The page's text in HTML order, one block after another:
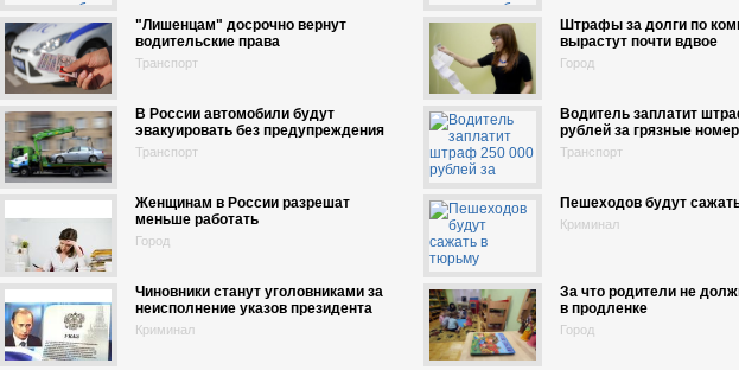
"Лишенцам" досрочно вернут
водительские права
Транспорт
Штрафы за долги по
вырастут почти вдвое
Город
В России автомобили будут
эвакуировать без предупреждения
Транспорт
Водитель заплатит
рублей за грязные
Транспорт
Женщинам в России разрешат
меньше работать
Город
Пешеходов будут
Криминал
Чиновники станут уголовниками за
неисполнение указов президента
Криминал
За что родители не
в продленке
Город